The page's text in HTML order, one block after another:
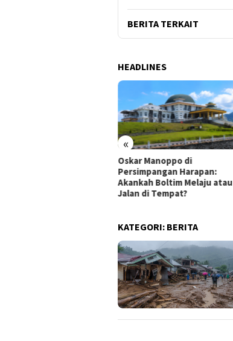
BERITA TERKAIT
HEADLINES
«
Oskar Manoppo di
Persimpangan Harapan:
Akankah Boltim Melaju atau
Jalan di Tempat?
KATEGORI: BERITA